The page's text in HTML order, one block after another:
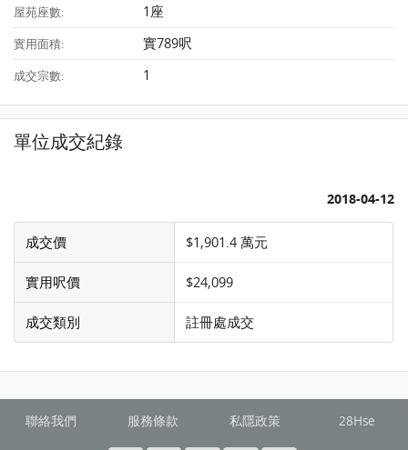
屋苑座數: 1座
實用面積: 實789呎
成交宗數: 1
單位成交紀錄
2018-04-12
成交價 $1,901.4 萬元
實用呎價 $24,099
成交類別 註冊處成交
聯絡我們 服務條款 私隱政策 28Hse